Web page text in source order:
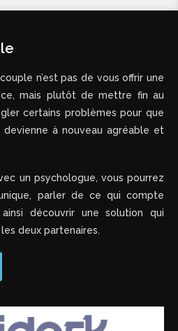
n’est pas de vous offrir une
mais plutôt de mettre fin au
certains problèmes pour que
à nouveau agréable et
un psychologue, vous pourrez
parler de ce qui compte
découvrir une solution qui
deux partenaires.